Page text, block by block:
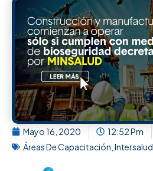
Mayo 16, 2020
12:52 Pm
Áreas De Capacitación Intersalud